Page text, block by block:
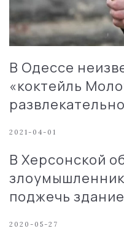
В Одессе
«коктейль
2021-04-01
В Херсонской
поджечь
2020-05-27